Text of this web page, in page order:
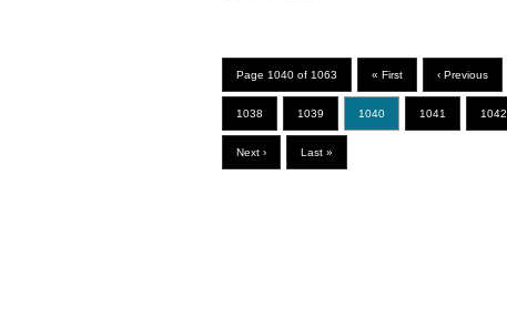
Page 1040 of 1063 « First ‹ Previous
1038 1039 1040 1041 1042
Next › Last »